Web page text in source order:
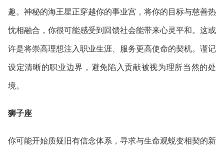
趣。神秘的海王星正穿越你的事业宫，将你的目标与慈善热
忱相融合，你很可能感受到回馈社会能带来心灵平和。这或
许是将崇高理想注入职业生涯、服务更高使命的契机。谨记
设定清晰的职业边界，避免陷入贡献被视为理所当然的处
境。
狮子座
你可能开始质疑旧有信念体系，寻求与生命观蜕变相契的新